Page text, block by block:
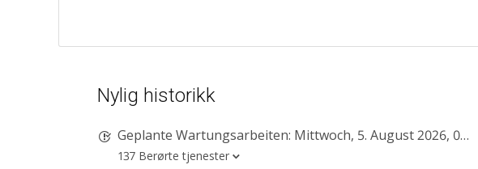
Nylig historikk
Geplante Wartungsarbeiten: Mittwoch, 5. August 2026, 04:00–07:00 Uhr CEST
137 Berørte tjenester